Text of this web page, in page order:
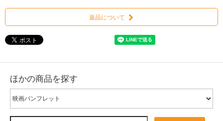
返品について
ほかの商品を探す